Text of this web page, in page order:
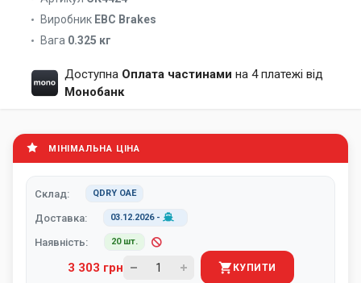
Виробник EBC Brakes
Вага 0.325 кг
Доступна Оплата частинами на 4 платежі від
Монобанк
МІНІМАЛЬНА ЦІНА
Склад: QDRY ОАЕ
Доставка: 03.12.2026-
Наявність: 20 шт.
3 303 грн КУПИТИ